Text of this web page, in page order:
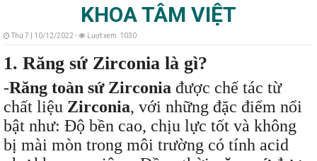
KHOA TÂM VIỆT
Thứ 7 | 10/12/2022 - Lượt xem: 1030
1. Răng sứ Zirconia là gì?
-Răng toàn sứ Zirconia được chế tác từ
chất liệu Zirconia, với những đặc điểm nổi
bật như: Độ bền cao, chịu lực tốt và không
bị mài mòn trong môi trường có tính acid